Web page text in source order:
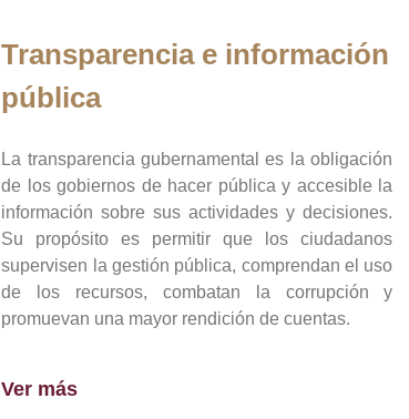
Transparencia e información
pública
La transparencia gubernamental es la obligación
de los gobiernos de hacer pública y accesible la
información sobre sus actividades y decisiones.
Su propósito es permitir que los ciudadanos
supervisen la gestión pública, comprendan el uso
de los recursos, combatan la corrupción y
promuevan una mayor rendición de cuentas.
Ver más